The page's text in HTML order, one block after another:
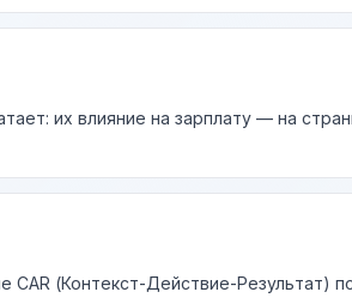
их влияние на зарплату — на
CAR (Контекст-Действие-Результат)